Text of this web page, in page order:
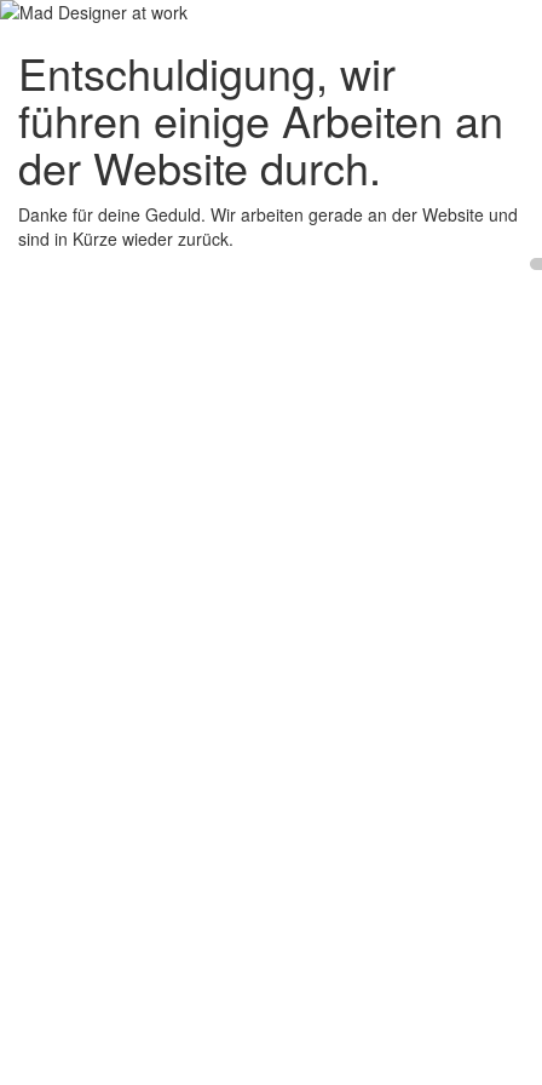
Entschuldigung, wir
führen einige Arbeiten an
der Website durch.
Danke für deine Geduld. Wir arbeiten gerade an der Website und
sind in Kürze wieder zurück.